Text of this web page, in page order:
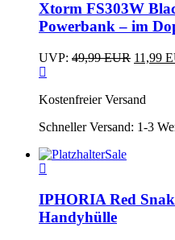
Xtorm FS303W
Powerbank – im
UVP: 49,99EUR
49,99
11,99
Kostenfreier Versand
Schneller Versand: 1-3
Sale
Dieses
weist
mehrere
Varianten
IPHORIA Red
Handyhülle